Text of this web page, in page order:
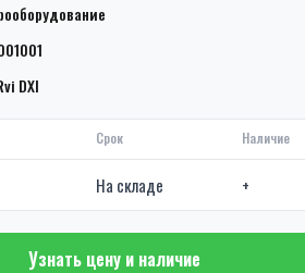
DXI
Срок Наличие
На складе +
Узнать цену и наличие